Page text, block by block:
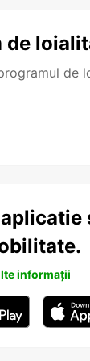
de
de
informații